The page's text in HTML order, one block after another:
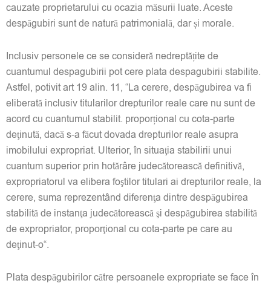
cauzate proprietarului cu ocazia măsurii luate. Aceste
despăgubiri sunt de natură patrimonială, dar și morale.
Inclusiv personele ce se consideră nedreptățite de
cuantumul despagubirii pot cere plata despagubirii stabilite.
Astfel, potivit art 19 alin. 11, “La cerere, despăgubirea va fi
eliberată inclusiv titularilor drepturilor reale care nu sunt de
acord cu cuantumul stabilit. proporțional cu cota-parte
deţinută, dacă s-a făcut dovada drepturilor reale asupra
imobilului expropriat. Ulterior, în situaţia stabilirii unui
cuantum superior prin hotărâre judecătorească definitivă,
expropriatorul va elibera foştilor titulari ai drepturilor reale, la
cerere, suma reprezentând diferenţa dintre despăgubirea
stabilită de instanţa judecătorească şi despăgubirea stabilită
de expropriator, proporţional cu cota-parte pe care au
deţinut-o“.
Plata despăgubirilor către persoanele expropriate se face în